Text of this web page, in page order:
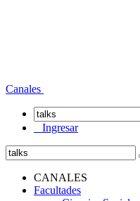
Canales
Ingresar
CANALES
Facultades